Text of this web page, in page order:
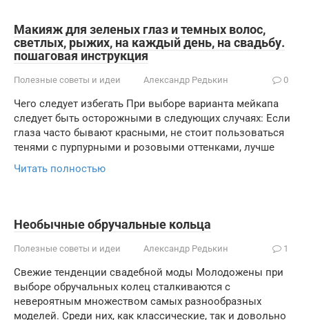
Макияж для зеленых глаз и темных волос,
светлых, рыжих, на каждый день, на свадьбу.
пошаговая инструкция
Полезные советы и идеи Александр Редькин 0
Чего следует избегать При выборе варианта мейкапа
следует быть осторожными в следующих случаях: Если
глаза часто бывают красными, не стоит пользоваться
тенями с пурпурными и розовыми оттенками, лучше
Читать полностью
Необычные обручальные кольца
Полезные советы и идеи Александр Редькин 1
Свежие тенденции свадебной моды Молодожены при
выборе обручальных колец сталкиваются с
невероятным множеством самых разнообразных
моделей. Среди них, как классические, так и довольно